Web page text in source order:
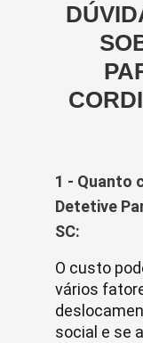
1 - Quanto
Detetive
SC:
O custo
vários
social e se